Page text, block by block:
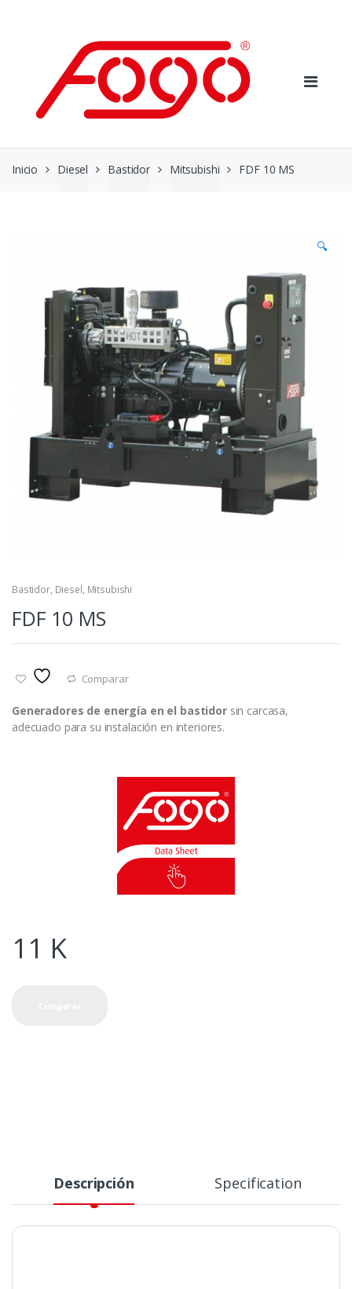
Inicio Diesel Bastidor Mitsubishi FDF 10 MS
🔍
Bastidor, Diesel, Mitsubishi
FDF 10 MS
Comparar
Generadores de energía en el bastidorsin carcasa,
adecuado para su instalación en interiores.
11 K
Descripción Specification